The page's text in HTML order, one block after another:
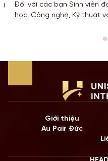
Đối với các bạn Sinh viên
học, Công nghệ, Kỹ thuật
còn là “bước đệm” quan
Giới thiệu
Au Pair Đức